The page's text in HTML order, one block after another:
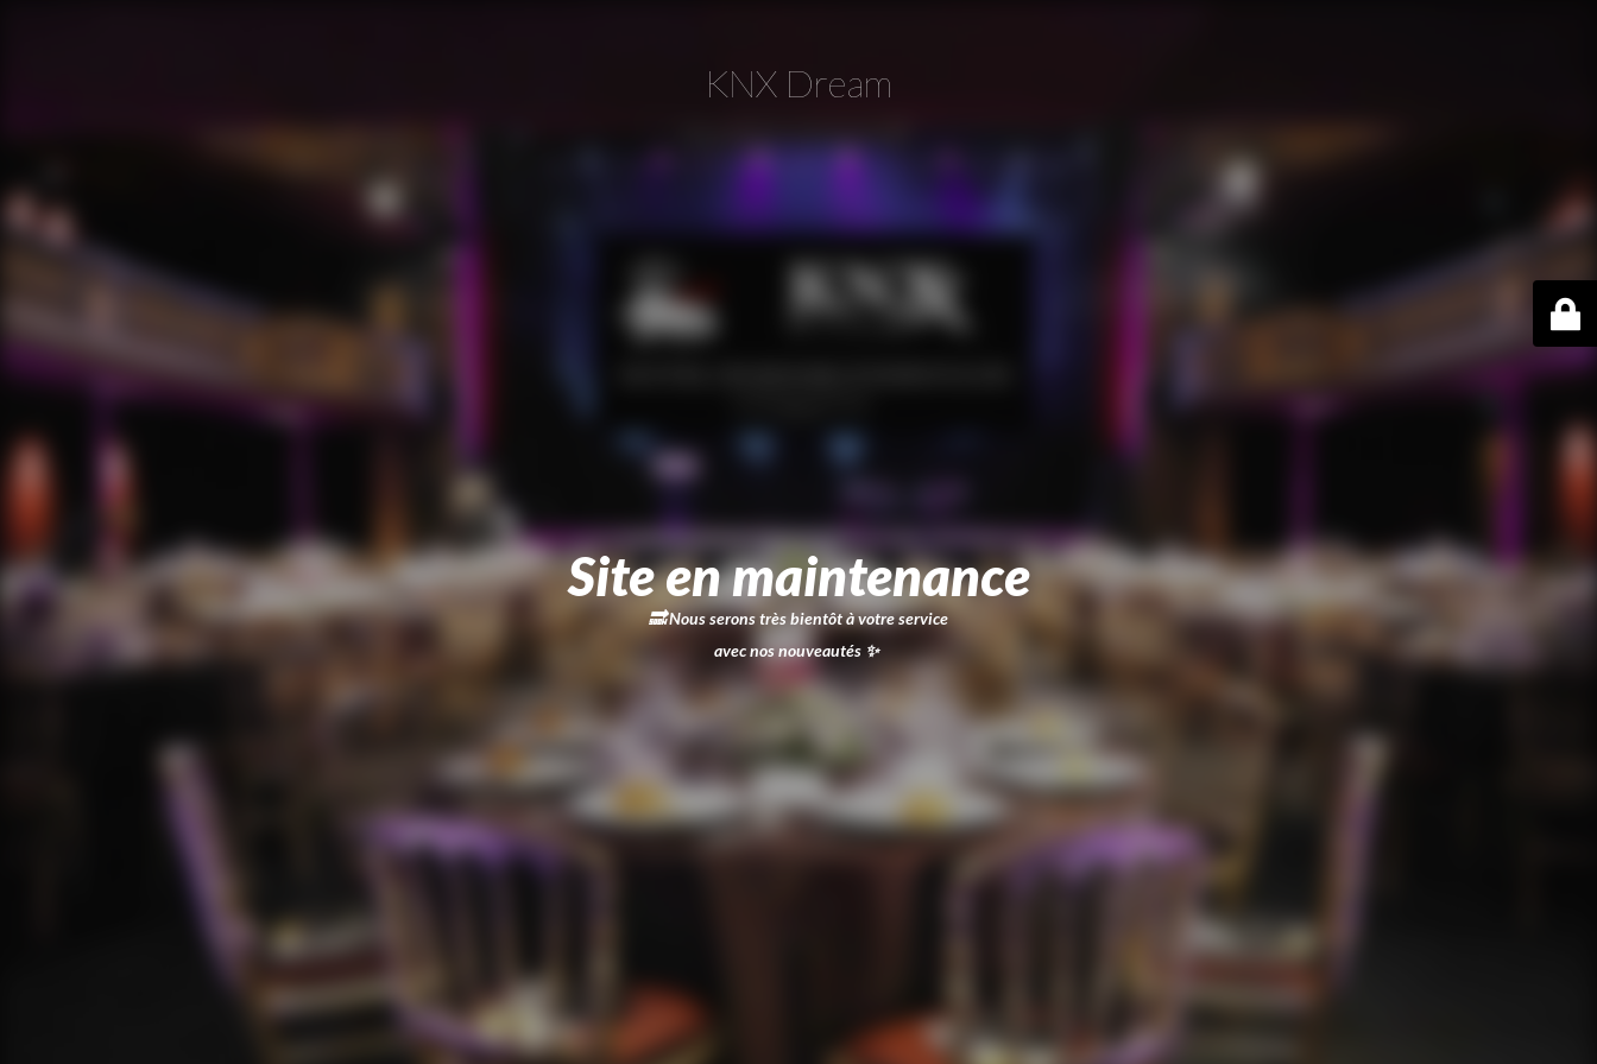
KNX Dream
Site en maintenance
🔜Nous serons très bientôt à votre service
avec nos nouveautés ✨